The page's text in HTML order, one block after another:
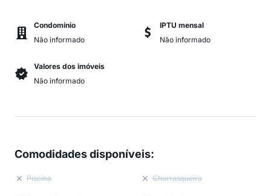
Condomínio
Não informado
IPTU mensal
Não informado
Valores dos imóveis
Não informado
Comodidades disponíveis:
Piscina Churrasqueira